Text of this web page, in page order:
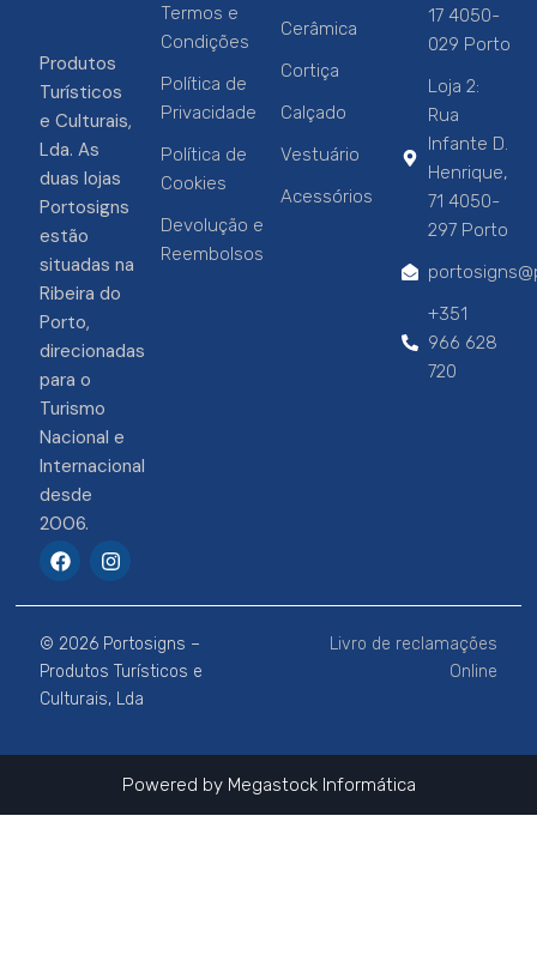
Produtos
Turísticos
e Culturais,
Lda. As
duas lojas
Portosigns
estão
situadas na
Ribeira do
Porto,
direcionadas
para o
Turismo
Nacional e
Internacional
desde
2006.
F
a
e
b
o
o
k
I
n
t
a
g
r
a
m
Termos e
Condições
Política de
Privacidade
Política de
Cookies
Devolução e
Reembolsos
Cerâmica
Cortiça
Calçado
Vestuário
Acessórios
17 4050-
029 Porto
Loja 2:
Rua
Infante D.
Henrique,
71 4050-
297 Porto
+351
966 628
720
© 2026 Portosigns –
Produtos Turísticos e
Culturais, Lda
Livro de reclamações
Online
Powered by Megastock Informática